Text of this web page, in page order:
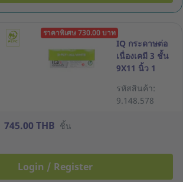
ราคาพิเศษ 730.00 บาท
IQ กระดาษต่อ
เนื่องเคมี 3 ชั้น
9X11 นิ้ว 1
ขาว
รหัสสินค้า:
9.148.578
745.00 THB ชิ้น
Login / Register